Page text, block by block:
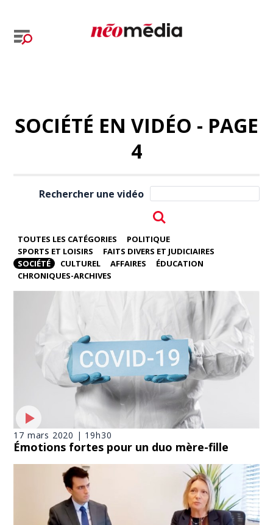
SOCIÉTÉ EN VIDÉO - PAGE
4
Rechercher une vidéo
TOUTES LES CATÉGORIES
POLITIQUE
SPORTS ET LOISIRS
FAITS DIVERS ET JUDICIAIRES
SOCIÉTÉ
CULTUREL AFFAIRES
ÉDUCATION
CHRONIQUES-ARCHIVES
17 mars 2020 | 19h30
Émotions fortes pour un duo mère-fille